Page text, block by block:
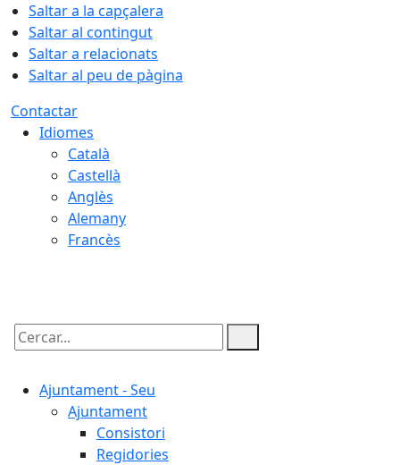
Saltar a la capçalera
Saltar al contingut
Saltar a relacionats
Saltar al peu de pàgina
Contactar
Idiomes
Català
Castellà
Anglès
Alemany
Francès
Cercar:
Ajuntament - Seu
Ajuntament
Consistori
Regidories